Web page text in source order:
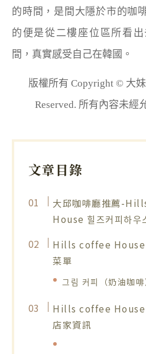
的時間，是間大隱於市的咖
的便是從二樓座位區所看
間，真實感受自己在韓國。
版權所有 Copyright © 大
Reserved. 所有內容未經
文章目錄
大邱咖啡廳推薦-
House 힐즈커피하우
Hills coffee House
菜單
그림 커피（奶油咖
Hills coffee House
店家資訊